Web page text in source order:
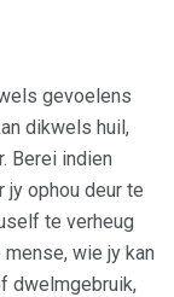
gevoelens
dikwels huil,
Berei indien
ophou deur te
te verheug
wie jy kan
dwelmgebruik,